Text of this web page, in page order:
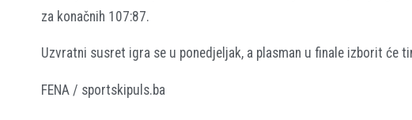
za konačnih 107:87.
Uzvratni susret igra se u ponedjeljak, a plasman u finale izborit će
FENA / sportskipuls.ba